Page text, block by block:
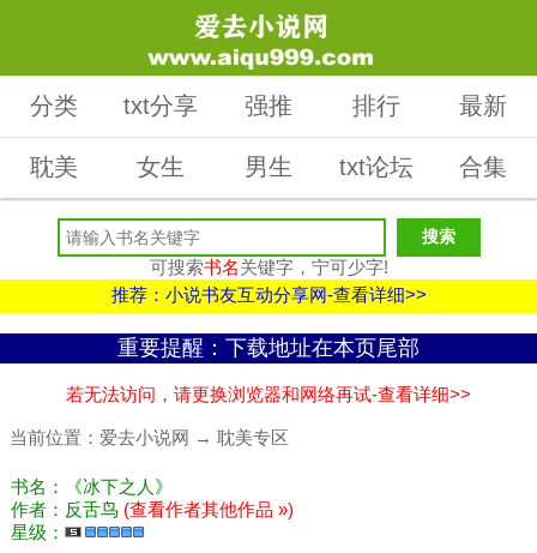
分类 txt分享 强推 排行 最新
耽美 女生 男生 txt论坛 合集
可搜索书名关键字，宁可少字!
推荐：小说书友互动分享网-查看详细>>
重要提醒：下载地址在本页尾部
若无法访问，请更换浏览器和网络再试-查看详细>>
当前位置： 爱去小说网 → 耽美专区
书名：《冰下之人》
作者：反舌鸟 (查看作者其他作品 »)
星级：